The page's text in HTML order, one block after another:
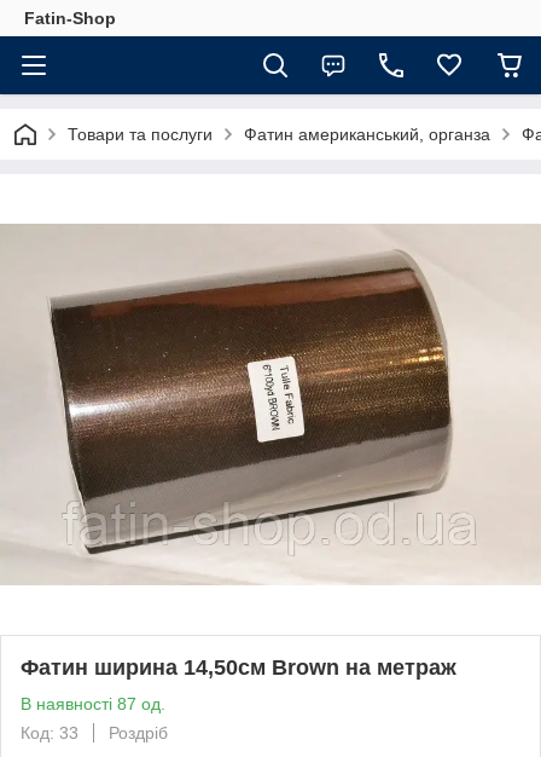
Fatin-Shop
Товари та послуги Фатин американський, органза
Фатин ширина 14,50см Brown на метраж
В наявності 87 од.
Код: 33
Роздріб